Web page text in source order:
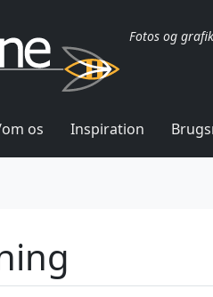
Fotos og
os Inspiration